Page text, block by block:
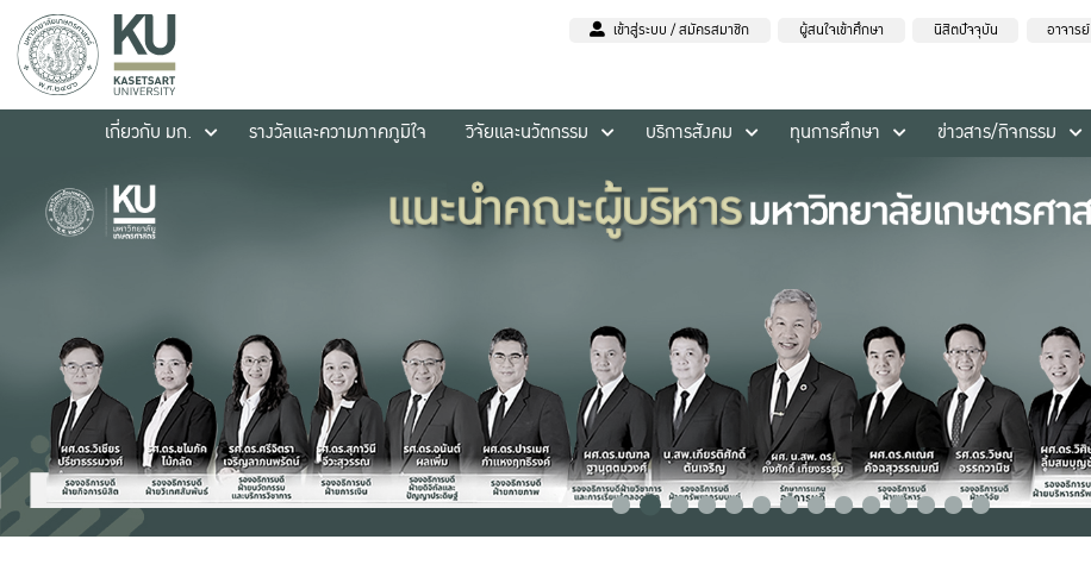
เข้าสู่ระบบ / สมัครสมาชิก ผู้สนใจเข้าศึกษา นิสิตปัจจุบัน อาจารย์
เกี่ยวกับ มก.
รางวัลและความภาคภูมิใจ วิจัยและนวัตกรรม บริการสังคม ทุนการศึกษา ข่าวสาร/กิจกรรม